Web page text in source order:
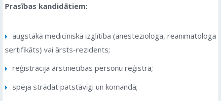
Prasības kandidātiem:
augstākā medicīniskā izglītība (anesteziologa, reanimatologa
sertifikāts) vai ārsts-rezidents;
reģistrācija ārstniecības personu reģistrā;
spēja strādāt patstāvīgi un komandā;